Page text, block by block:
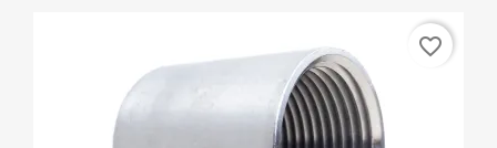
favorite_border